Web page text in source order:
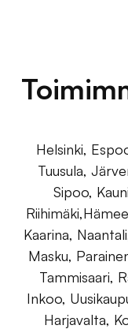
Helsinki,
Tuusula,
Sipoo,
Kaarina,
Masku,
Tammisaari,
Inkoo,
Harjavalta,